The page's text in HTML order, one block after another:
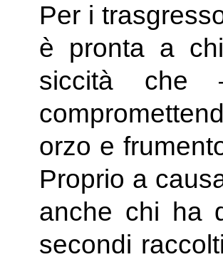
Per i
è pronta a
siccità che
orzo e
Proprio a
anche chi ha
secondi